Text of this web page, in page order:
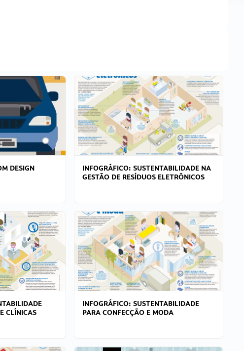
DESIGN
INFOGRÁFICO: SUSTENTABILIDADE NA
GESTÃO DE RESÍDUOS ELETRÔNICOS
CLÍNICAS
INFOGRÁFICO: SUSTENTABILIDADE
PARA CONFECÇÃO E MODA